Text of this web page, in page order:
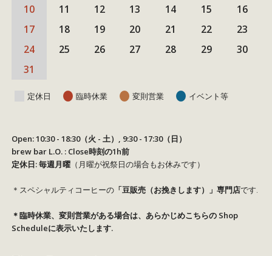
10
11 12 13 14 15
16
17
18 19 20 21 22
23
24
25 26 27 28 29
30
31
定休日 臨時休業 変則営業 イベント等
Open: 10:30 - 18:30（火 - 土）, 9:30 - 17:30（日）
brew bar L.O. : Close時刻の1h前
定休日: 毎週月曜 （月曜が祝祭日の場合もお休みです）
＊スペシャルティコーヒーの 「豆販売（お挽きします）」専門店です.
＊臨時休業、変則営業がある場合は、あらかじめこちらの Shop
Scheduleに表示いたします.